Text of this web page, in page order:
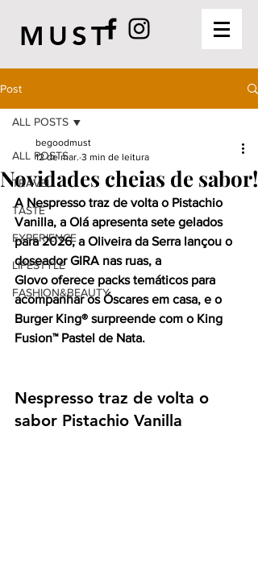
MUST
Post
ALL POSTS
TRAVEL
TASTE
EXPERIENCE
LIFESTYLE
FASHION&BEAUTY
ALL POSTS
Novidades cheias de sabor!
begoodmust
12 de mar. 3 min de leitura
A Nespresso traz de volta o Pistachio
Vanilla, a Olá apresenta sete gelados
para 2026, a Oliveira da Serra lançou o
doseador GIRA nas ruas, a
Glovo oferece packs temáticos para
acompanhar os Óscares em casa, e o
Burger King® surpreende com o King
Fusion™ Pastel de Nata.
Nespresso traz de volta o
sabor Pistachio Vanilla